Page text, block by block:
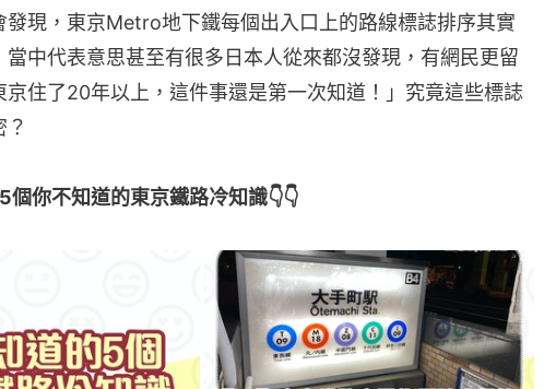
發現，東京Metro地下鐵每個出入口上的路線標誌排序其實
當中代表意思甚至有很多日本人從來都沒發現，有網民更留
京住了20年以上，這件事還是第一次知道！」究竟這些標誌
個你不知道的東京鐵路冷知識👇👇